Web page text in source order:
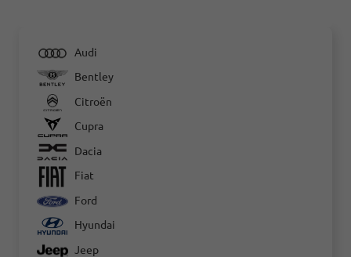
Audi
Bentley
Citroën
Cupra
Dacia
Fiat
Ford
Hyundai
Jeep